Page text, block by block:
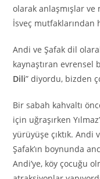
olarak anlaşmışlar
İsveç mutfaklarından
Andi ve Şafak dil
kaynaştıran evrensel
Dili” diyordu, bizden
Bir sabah kahvaltı
için uğraşırken
yürüyüşe çıktık. Andi
Şafak’ın boynunda
Andi’ye, köy çocuğu